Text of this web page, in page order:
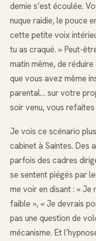
demie s’est écoulée.
nuque raidie, le pouce
cette petite voix
tu as craqué. » Peut-
matin même, de
que vous avez même
parental… sur votre
soir venu, vous
Je vois ce scénario
cabinet à Saintes. Des
parfois des cadres
se sentent piégés par
me voir en disant : « Je
faible », « Je devrais
pas une question de
mécanisme. Et